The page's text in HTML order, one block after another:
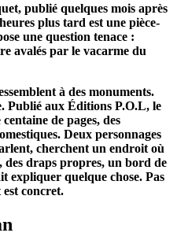
publié quelques mois après
plus tard est une pièce-
une question tenace :
avalés par le vacarme du
à des monuments.
Publié aux Éditions P.O.L, le
de pages, des
Deux personnages
cherchent un endroit où
draps propres, un bord de
expliquer quelque chose. Pas
concret.